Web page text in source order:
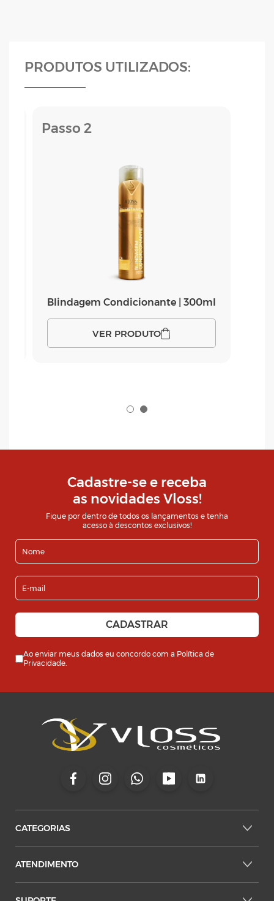
PRODUTOS UTILIZADOS:
Passo 2
Blindagem Condicionante | 300ml
VER PRODUTO
Cadastre-se e receba
as novidades Vloss!
Fique por dentro de todos os lançamentos e tenha
acesso à descontos exclusivos!
Ao enviar meus dados eu concordo com a Política de
Privacidade.
CATEGORIAS
ATENDIMENTO